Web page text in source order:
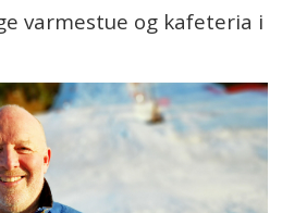
varmestue og kafeteria i